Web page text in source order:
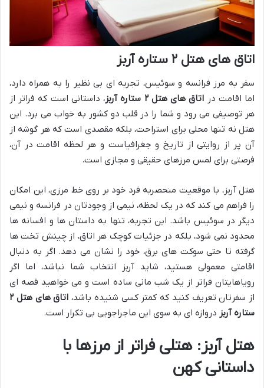
اتاق های هتل ۲ ستاره آربز
سفر به مرز فرانسه و سوئیس، تجربه ای بی نظیر را به همراه دارد،
اما اقامت در اتاق های هتل ۲ ستاره آربز
، داستانی است که فراتر از
هر توصیفی می رود و شما را در قلب دو کشور به خواب می برد. این
هتل نه تنها محلی برای استراحت، بلکه مقصدی است که هر گوشه از
آن پر از روایتی از تاریخ و جغرافیاست و هر لحظه اقامت در آن،
فرصتی برای لمس مرزهای حقیقی و مجازی است.
هتل آربز، با موقعیت منحصربه فرد خود بر روی خط مرزی، این امکان
را فراهم می کند که در یک لحظه، نیمی از وجودتان در فرانسه و نیمی
دیگر در سوئیس باشد. این تجربه، تنها به داستان ها و افسانه ها
محدود نمی شود، بلکه در جزئیات کوچک هر اتاق، از چینش تخت ها
گرفته تا حتی سوکت های برق، خود را نشان می دهد. اگر به دنبال
اقامتی معمولی هستید، شاید آربز انتخاب شما نباشد، اما اگر
رویاهایتان فراتر از یک شب مانی ساده است و می خواهید قصه ای
از سفرتان تعریف کنید که کمتر کسی شنیده باشد،
اتاق های هتل ۲
ستاره آربز دروازه ای به سوی این ماجراجویی بی تکرار است.
هتل آربز: هتلی فراتر از مرزها با
داستانی کهن